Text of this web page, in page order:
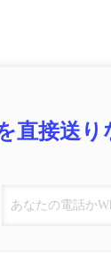
直接送り